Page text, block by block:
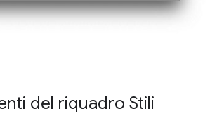
del riquadro Stili